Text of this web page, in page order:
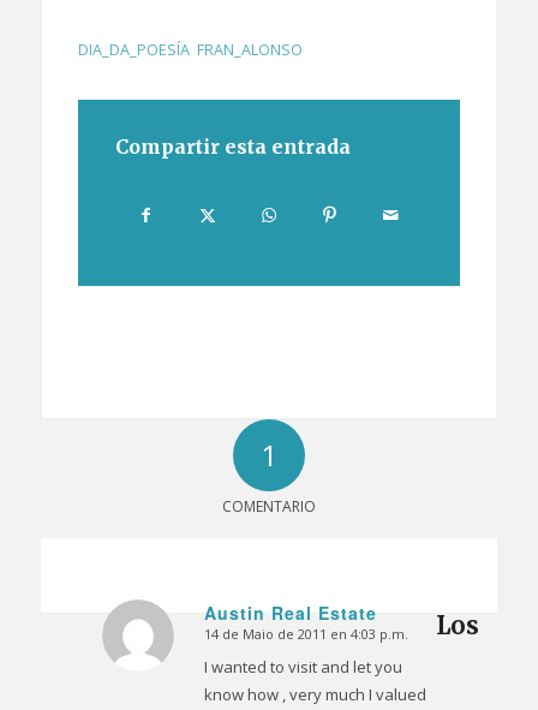
DIA_DA_POESÍA, FRAN_ALONSO
Compartir esta entrada
1
COMENTARIO
Austin Real Estate
Dice:
14 de Maio de 2011 en 4:03 p.m.
I wanted to visit and let you
know how , very much I valued
Los